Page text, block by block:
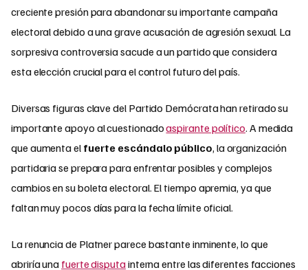
creciente presión para abandonar su importante campaña
electoral debido a una grave acusación de agresión sexual. La
sorpresiva controversia sacude a un partido que considera
esta elección crucial para el control futuro del país.
Diversas figuras clave del Partido Demócrata han retirado su
importante apoyo al cuestionadoaspirante político. A medida
que aumenta el fuerte escándalo público, la organización
partidaria se prepara para enfrentar posibles y complejos
cambios en su boleta electoral. El tiempo apremia, ya que
faltan muy pocos días para la fecha límite oficial.
La renuncia de Platner parece bastante inminente, lo que
abriría una fuerte disputainterna entre las diferentes facciones